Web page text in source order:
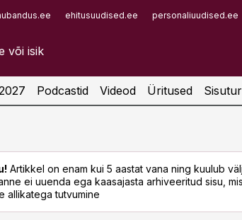
ehitusuudised.ee personaliuudised.ee
Podcastid Videod Üritused
Artikkel on enam kui 5 aastat vana ning kuulub
ei uuenda ega kaasajasta arhiveeritud sisu,
allikatega tutvumine